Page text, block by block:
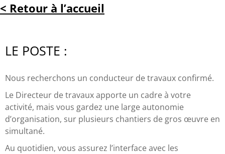
< Retour à l’accueil
LE POSTE :
Nous recherchons un conducteur de travaux confirmé.
Le Directeur de travaux apporte un cadre à votre
activité, mais vous gardez une large autonomie
d’organisation, sur plusieurs chantiers de gros œuvre en
simultané.
Au quotidien, vous assurez l’interface avec les